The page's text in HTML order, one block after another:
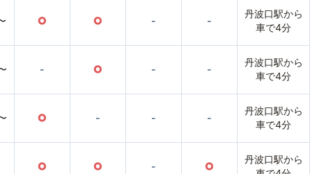
○ ○ - -
丹波口駅から
車で4分
- ○ - -
丹波口駅から
車で4分
○ - - -
丹波口駅から
車で4分
○ ○ - ○
丹波口駅から